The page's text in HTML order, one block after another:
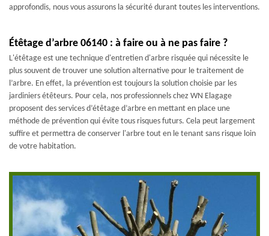
approfondis, nous vous assurons la sécurité durant toutes les interventions.
Étêtage d’arbre 06140 : à faire ou à ne pas faire ?
L'étêtage est une technique d'entretien d'arbre risquée qui nécessite le
plus souvent de trouver une solution alternative pour le traitement de
l’arbre. En effet, la prévention est toujours la solution choisie par les
jardiniers étêteurs. Pour cela, nos professionnels chez WN Elagage
proposent des services d’étêtage d’arbre en mettant en place une
méthode de prévention qui évite tous risques futurs. Cela peut largement
suffire et permettra de conserver l'arbre tout en le tenant sans risque loin
de votre habitation.